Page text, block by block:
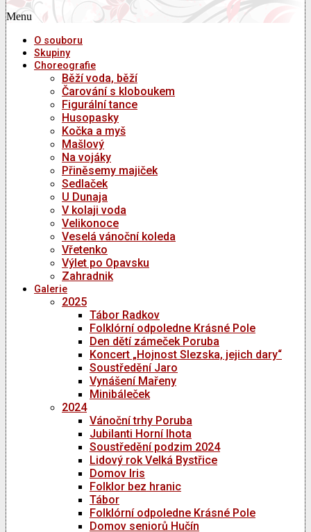
Menu
O souboru
Skupiny
Choreografie
Běží voda, běží
Čarování s kloboukem
Figurální tance
Husopasky
Kočka a myš
Mašlový
Na vojáky
Přiněsemy majiček
Sedlaček
U Dunaja
V kolaji voda
Velikonoce
Veselá vánoční koleda
Vřetenko
Výlet po Opavsku
Zahradnik
Galerie
2025
Tábor Radkov
Folklórní odpoledne Krásné Pole
Den dětí zámeček Poruba
Koncert „Hojnost Slezska, jejich dary“
Soustředění Jaro
Vynášení Mařeny
Minibáleček
2024
Vánoční trhy Poruba
Jubilanti Horní lhota
Soustředění podzim 2024
Lidový rok Velká Bystřice
Domov Iris
Folklor bez hranic
Tábor
Folklórní odpoledne Krásné Pole
Domov seniorů Hučín